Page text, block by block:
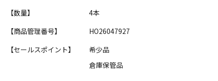
【数量】
4本
【商品管理番号】
HO26047927
【セールスポイント】
希少品
倉庫保管品